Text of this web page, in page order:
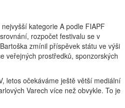
kategorie A podle FIAPF
rozpočet festivalu se v
zmínil příspěvek státu ve výši
veřejných prostředků, sponzorských
letos očekáváme ještě větší mediální
Varech více než obvykle. To je